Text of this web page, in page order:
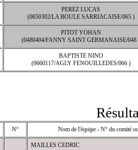
PEREZ LUCAS
(0650302/LA BOULE SARRIACAISE/065 )
PITOT YOHAN
(0480404/FANNY SAINT GERMANAISE/048
BAPTISTE NINO
(0660117/AGLY FENOUILLEDES/066 )
N° Nom de l'équipe - N° du comité
MAILLES CEDRIC